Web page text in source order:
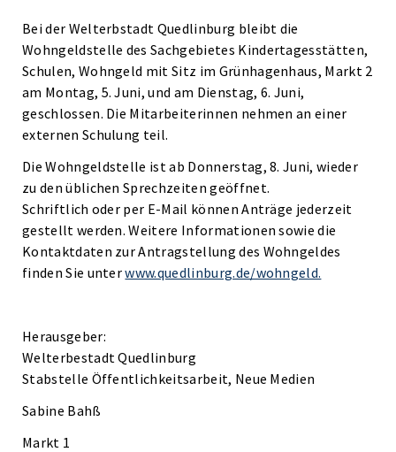
Bei der Welterbstadt Quedlinburg bleibt die
Wohngeldstelle des Sachgebietes Kindertagesstätten,
Schulen, Wohngeld mit Sitz im Grünhagenhaus, Markt 2
am Montag, 5. Juni, und am Dienstag, 6. Juni,
geschlossen. Die Mitarbeiterinnen nehmen an einer
externen Schulung teil.
Die Wohngeldstelle ist ab Donnerstag, 8. Juni, wieder
zu den üblichen Sprechzeiten geöffnet.
Schriftlich oder per E-Mail können Anträge jederzeit
gestellt werden. Weitere Informationen sowie die
Kontaktdaten zur Antragstellung des Wohngeldes
finden Sie unterwww.quedlinburg.de/wohngeld.
Herausgeber:
Welterbestadt Quedlinburg
Stabstelle Öffentlichkeitsarbeit, Neue Medien
Sabine Bahß
Markt 1